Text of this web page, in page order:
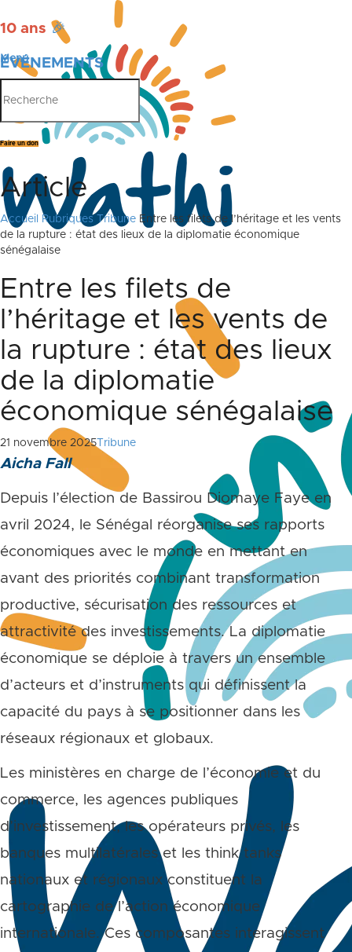
10 ans 🎉
ÉVÉNEMENTS
PUBLICATIONS
Menu
Faire un don
Article
Accueil Rubriques Tribune Entre les filets de l’héritage et les vents
de la rupture : état des lieux de la diplomatie économique
sénégalaise
Entre les filets de
l’héritage et les vents de
la rupture : état des lieux
de la diplomatie
économique sénégalaise
21 novembre 2025 Tribune
Aicha Fall
Depuis l’élection de Bassirou Diomaye Faye en
avril 2024, le Sénégal réorganise ses rapports
économiques avec le monde en mettant en
avant des priorités combinant transformation
productive, sécurisation des ressources et
attractivité des investissements. La diplomatie
économique se déploie à travers un ensemble
d’acteurs et d’instruments qui définissent la
capacité du pays à se positionner dans les
réseaux régionaux et globaux.
Les ministères en charge de l’économie et du
commerce, les agences publiques
d’investissement, les opérateurs privés, les
banques multilatérales et les think tanks
nationaux et régionaux constituent la
cartographie de l’action économique
internationale. Ces composantes interagissent